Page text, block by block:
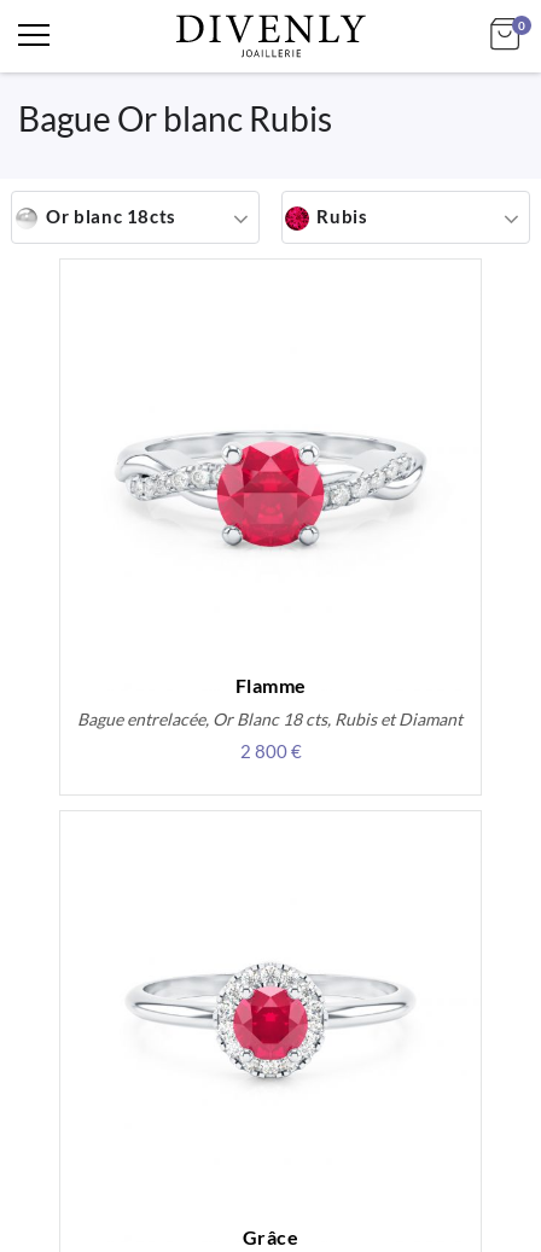
0
Bague Or blanc Rubis
Or blanc 18cts Rubis
Flamme
Bague entrelacée, Or Blanc 18 cts, Rubis et Diamant
2 800 €
Grâce